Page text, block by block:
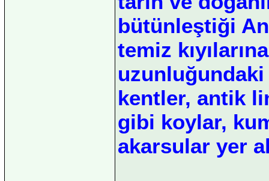
bütünleştiği
temiz
uzunluğundaki
kentler, antik
gibi koylar,
akarsular yer